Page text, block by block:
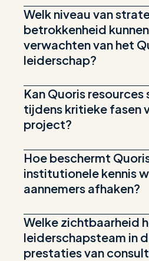
Welk niveau van
betrokkenheid
verwachten van het
leiderschap?
Kan Quoris resources
tijdens kritieke fasen
project?
Hoe beschermt
institutionele kennis
aannemers afhaken?
Welke zichtbaarheid
leiderschapsteam in
prestaties van